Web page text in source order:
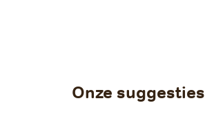
Onze suggesties